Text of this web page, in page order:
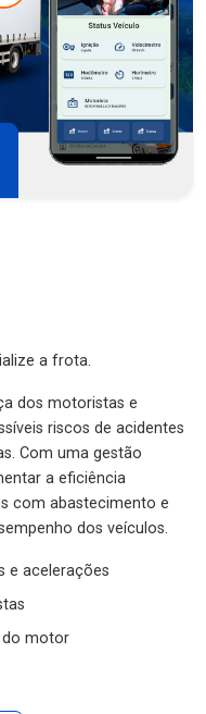
a frota.
dos motoristas e
riscos de acidentes
Com uma gestão
a eficiência
com abastecimento e
dos veículos.
e acelerações
do motor